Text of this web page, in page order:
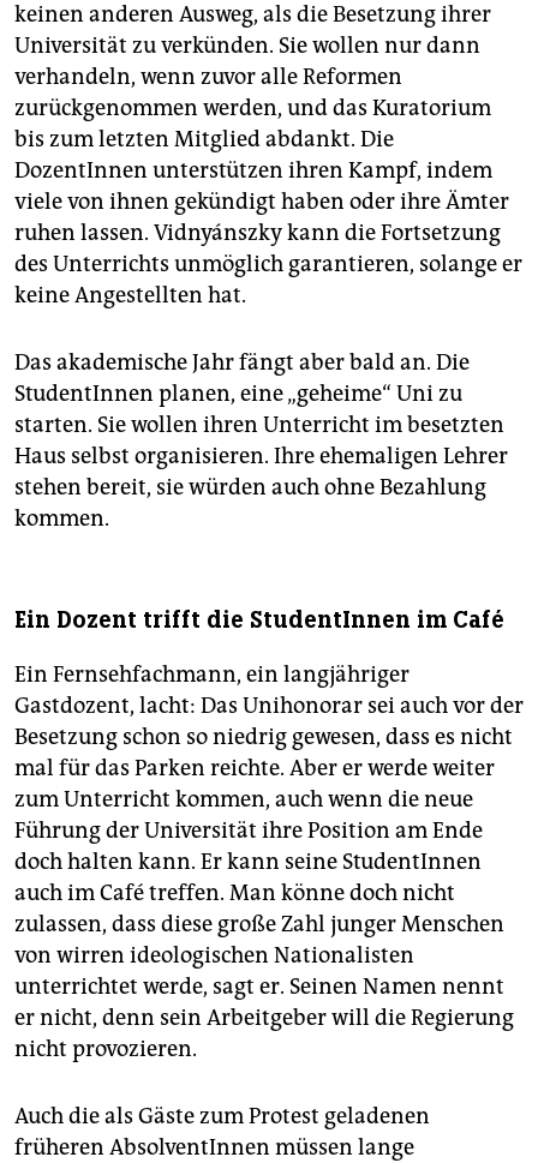
keinen anderen Ausweg, als die Besetzung ihrer
Universität zu verkünden. Sie wollen nur dann
verhandeln, wenn zuvor alle Reformen
zurückgenommen werden, und das Kuratorium
bis zum letzten Mitglied abdankt. Die
DozentInnen unterstützen ihren Kampf, indem
viele von ihnen gekündigt haben oder ihre Ämter
ruhen lassen. Vidnyánszky kann die Fortsetzung
des Unterrichts unmöglich garantieren, solange er
keine Angestellten hat.
Das akademische Jahr fängt aber bald an. Die
StudentInnen planen, eine „geheime“ Uni zu
starten. Sie wollen ihren Unterricht im besetzten
Haus selbst organisieren. Ihre ehemaligen Lehrer
stehen bereit, sie würden auch ohne Bezahlung
kommen.
Ein Dozent trifft die StudentInnen im Café
Ein Fernsehfachmann, ein langjähriger
Gastdozent, lacht: Das Unihonorar sei auch vor der
Besetzung schon so niedrig gewesen, dass es nicht
mal für das Parken reichte. Aber er werde weiter
zum Unterricht kommen, auch wenn die neue
Führung der Universität ihre Position am Ende
doch halten kann. Er kann seine StudentInnen
auch im Café treffen. Man könne doch nicht
zulassen, dass diese große Zahl junger Menschen
von wirren ideologischen Nationalisten
unterrichtet werde, sagt er. Seinen Namen nennt
er nicht, denn sein Arbeitgeber will die Regierung
nicht provozieren.
Auch die als Gäste zum Protest geladenen
früheren AbsolventInnen müssen lange